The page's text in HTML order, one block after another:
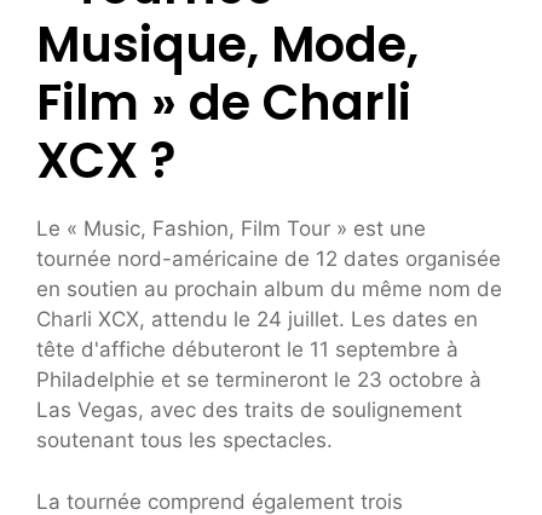
Musique, Mode,
Film » de Charli
XCX ?
Le « Music, Fashion, Film Tour » est une
tournée nord-américaine de 12 dates organisée
en soutien au prochain album du même nom de
Charli XCX, attendu le 24 juillet. Les dates en
tête d'affiche débuteront le 11 septembre à
Philadelphie et se termineront le 23 octobre à
Las Vegas, avec des traits de soulignement
soutenant tous les spectacles.
La tournée comprend également trois